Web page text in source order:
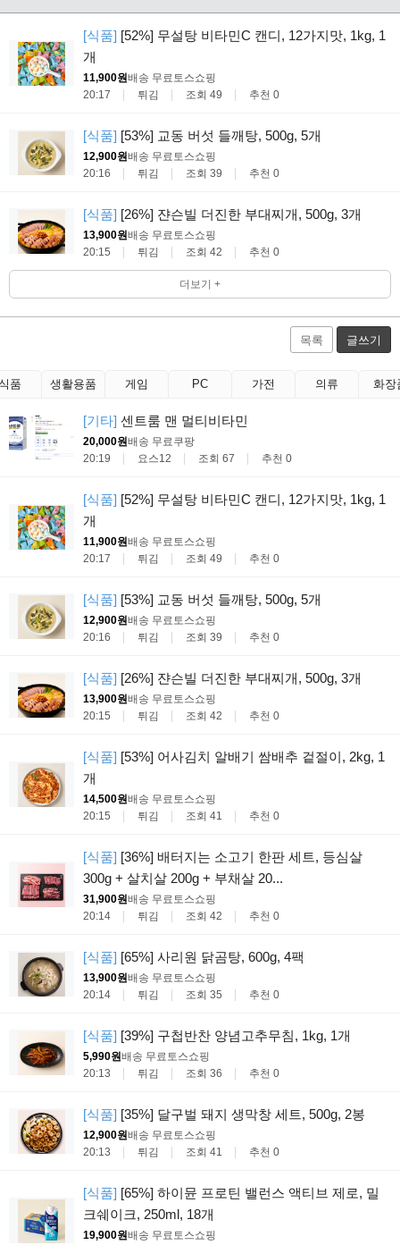
[식품] [52%] 무설탕 비타민C 캔디, 12가지맛, 1kg, 1
개
11,900원배송 무료 토스쇼핑
20:17
튀김 조회 49 추천 0
[식품] [53%] 교동 버섯 들깨탕, 500g, 5개
12,900원배송 무료 토스쇼핑
20:16
튀김 조회 39 추천 0
[식품] [26%] 쟌슨빌 더진한 부대찌개, 500g, 3개
13,900원배송 무료 토스쇼핑
20:15
튀김 조회 42 추천 0
더보기 +
목록 글쓰기
품 생활용품 게임 PC 가전 의류 화장
[기타] 센트룸 맨 멀티비타민
20,000원배송 무료 쿠팡
20:19
요스12 조회 67 추천 0
[식품] [52%] 무설탕 비타민C 캔디, 12가지맛, 1kg, 1
개
11,900원배송 무료 토스쇼핑
20:17
튀김 조회 49 추천 0
[식품] [53%] 교동 버섯 들깨탕, 500g, 5개
12,900원배송 무료 토스쇼핑
20:16
튀김 조회 39 추천 0
[식품] [26%] 쟌슨빌 더진한 부대찌개, 500g, 3개
13,900원배송 무료 토스쇼핑
20:15
튀김 조회 42 추천 0
[식품] [53%] 어사김치 알배기 쌈배추 겉절이, 2kg, 1
개
14,500원배송 무료 토스쇼핑
20:15
튀김 조회 41 추천 0
[식품] [36%] 배터지는 소고기 한판 세트, 등심살
300g + 살치살 200g + 부채살 20...
31,900원배송 무료 토스쇼핑
20:14
튀김 조회 42 추천 0
[식품] [65%] 사리원 닭곰탕, 600g, 4팩
13,900원배송 무료 토스쇼핑
20:14
튀김 조회 35 추천 0
[식품] [39%] 구첩반찬 양념고추무침, 1kg, 1개
5,990원배송 무료 토스쇼핑
20:13
튀김 조회 36 추천 0
[식품] [35%] 달구벌 돼지 생막창 세트, 500g, 2봉
12,900원배송 무료 토스쇼핑
20:13
튀김 조회 41 추천 0
[식품] [65%] 하이뮨 프로틴 밸런스 액티브 제로, 밀
크쉐이크, 250ml, 18개
19,900원배송 무료 토스쇼핑